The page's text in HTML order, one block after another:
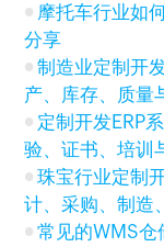
摩托车行业如
分享
制造业定制开
产、库存、质量
定制开发ERP
验、证书、培训
珠宝行业定制
计、采购、制造
常见的WMS仓